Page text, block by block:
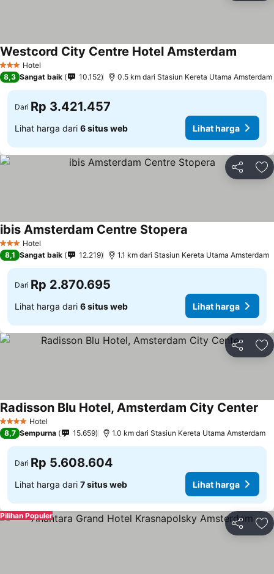
3 BintangHotel
Westcord City Centre Hotel Amsterdam
8,3 Sangat baik 10.152 0.5 km dari Stasiun Kereta Utama Amsterdam
Dari Rp 3.421.457
Lihat harga dari 6 situs web Lihat harga
Bagikan
3 BintangHotel
ibis Amsterdam Centre Stopera
8,1 Sangat baik 12.219 1.1 km dari Stasiun Kereta Utama Amsterdam
Dari Rp 2.870.695
Lihat harga dari 6 situs web Lihat harga
Bagikan
4 BintangHotel
Radisson Blu Hotel, Amsterdam City Center
8,7 Sempurna 15.659 1.0 km dari Stasiun Kereta Utama Amsterdam
Dari Rp 5.608.604
Lihat harga dari 7 situs web Lihat harga
Bagikan
Pilihan Populer